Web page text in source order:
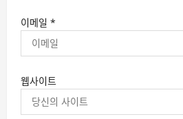
이메일 *
웹사이트